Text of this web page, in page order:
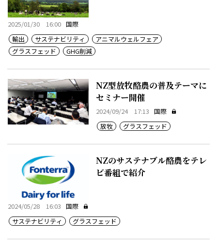
2025/01/30 16:00 国際
輸出
サステナビリティ
アニマルウェルフェア
グラスフェッド
GHG削減
NZ型放牧酪農の普及テーマに
セミナー開催
2024/09/24 17:13 国際
放牧
グラスフェッド
NZのサステナブル酪農をテレ
ビ番組で紹介
2024/05/28 16:03 国際
サステナビリティ
グラスフェッド